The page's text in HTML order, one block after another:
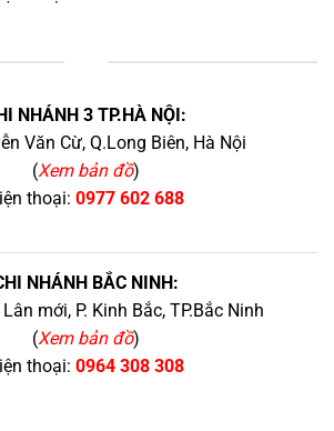
NHÁNH 3 TP.HÀ NỘI:
Văn Cừ, Q.Long Biên, Hà Nội
(Xem bản đồ)
thoại: 0977 602 688
NHÁNH BẮC NINH:
mới, P. Kinh Bắc, TP.Bắc Ninh
(Xem bản đồ)
thoại: 0964 308 308